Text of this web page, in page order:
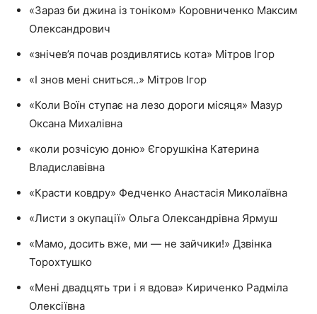
«Зараз би джина із тоніком» Коровниченко Максим
Олександрович
«знічев’я почав роздивлятись кота» Мітров Ігор
«І знов мені сниться..» Мітров Ігор
«Коли Воїн ступає на лезо дороги місяця» Мазур
Оксана Михалівна
«коли розчісую доню» Єгорушкіна Катерина
Владиславівна
«Красти ковдру» Федченко Анастасія Миколаївна
«Листи з окупації» Ольга Олександрівна Ярмуш
«Мамо, досить вже, ми — не зайчики!» Дзвінка
Торохтушко
«Мені двадцять три і я вдова» Кириченко Радміла
Олексіївна